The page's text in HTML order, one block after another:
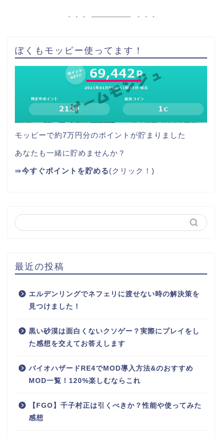
ぼくもモッピー使ってます！
モッピーで約7万円分のポイントが貯まりました
あなたも一緒に貯めませんか？
⇛今すぐポイントを貯める(クリック！)
最近の投稿
エルデンリングでネフェリに渡せない時の解決策を
見つけました！
黒い砂漠は面白くないクソゲー？実際にプレイをし
た感想を交えてお答えします
バイオハザードRE4でMOD導入方法&のおすすめ
MOD一覧！120%楽しむならこれ
【FGO】千子村正は引くべきか？性能や使ってみた
感想